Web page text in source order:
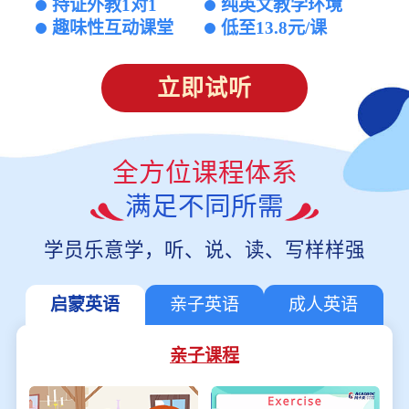
持证外教1对1
纯英文教学环境
趣味性互动课堂
低至13.8元/课
立即试听
全方位课程体系
满足不同所需
学员乐意学，听、说、读、写样样强
启蒙英语 亲子英语 成人英语
亲子课程